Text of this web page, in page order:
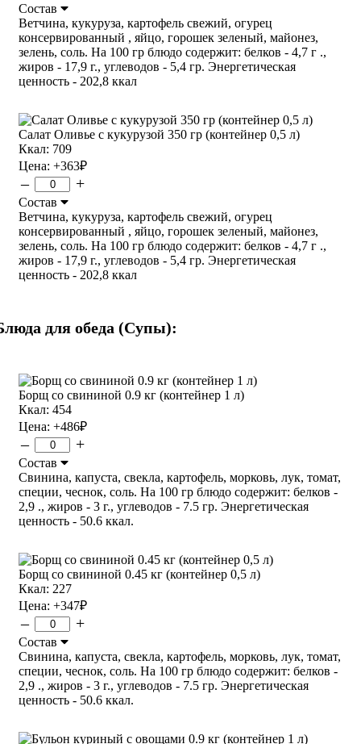
Состав
Ветчина, кукуруза, картофель свежий, огурец
консервированный , яйцо, горошек зеленый, майонез,
зелень, соль. На 100 гр блюдо содержит: белков - 4,7 г .,
жиров - 17,9 г., углеводов - 5,4 гр. Энергетическая
ценность - 202,8 ккал
Салат Оливье с кукурузой 350 гр (контейнер 0,5 л)
Ккал: 709
Цена: +363₽
– +
Состав
Ветчина, кукуруза, картофель свежий, огурец
консервированный , яйцо, горошек зеленый, майонез,
зелень, соль. На 100 гр блюдо содержит: белков - 4,7 г .,
жиров - 17,9 г., углеводов - 5,4 гр. Энергетическая
ценность - 202,8 ккал
для обеда (Супы):
Борщ со свининой 0.9 кг (контейнер 1 л)
Ккал: 454
Цена: +486₽
– +
Состав
Свинина, капуста, свекла, картофель, морковь, лук, томат,
специи, чеснок, соль. На 100 гр блюдо содержит: белков -
2,9 ., жиров - 3 г., углеводов - 7.5 гр. Энергетическая
ценность - 50.6 ккал.
Борщ со свининой 0.45 кг (контейнер 0,5 л)
Ккал: 227
Цена: +347₽
– +
Состав
Свинина, капуста, свекла, картофель, морковь, лук, томат,
специи, чеснок, соль. На 100 гр блюдо содержит: белков -
2,9 ., жиров - 3 г., углеводов - 7.5 гр. Энергетическая
ценность - 50.6 ккал.